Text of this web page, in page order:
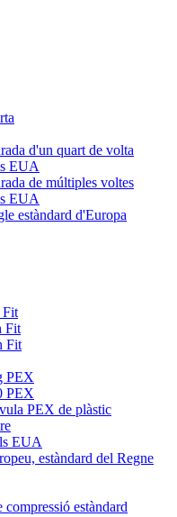
d'un quart de volta
EUA
de múltiples voltes
EUA
estàndard d'Europa
Fit
Fit
Fit
PEX
PEX
PEX de plàstic
EUA
estàndard del Regne
compressió estàndard